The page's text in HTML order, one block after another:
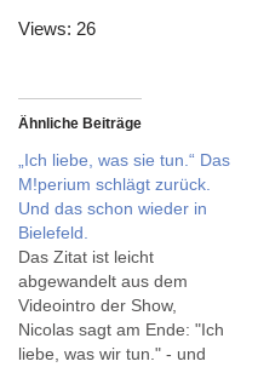
Views: 26
Ähnliche Beiträge
„Ich liebe, was sie tun.“ Das
M!perium schlägt zurück.
Und das schon wieder in
Bielefeld.
Das Zitat ist leicht
abgewandelt aus dem
Videointro der Show,
Nicolas sagt am Ende: "Ich
liebe, was wir tun." - und